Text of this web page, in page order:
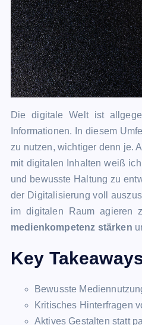
Die digitale Welt ist
Informationen. In diesem
zu nutzen, wichtiger denn je.
mit digitalen Inhalten weiß
und bewusste Haltung zu
der Digitalisierung voll
im digitalen Raum agieren
medienkompetenz stärken
Key
Bewusste
Kritisches Hinterfragen
Aktives Gestalten statt